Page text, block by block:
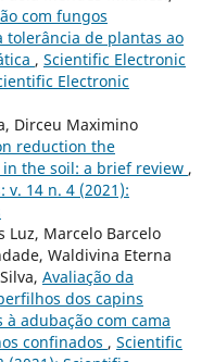
com fungos
tolerância de plantas ao
, Scientific Electronic
Electronic
Dirceu Maximino
reduction the
the soil: a brief review ,
v. 14 n. 4 (2021):
Luz, Marcelo Barcelo
Waldivina Eterna
Avaliação da
dos capins
adubação com cama
confinados , Scientific